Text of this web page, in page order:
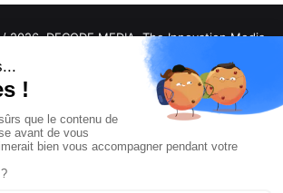
/ 2026,DECODE MEDIA, The Innovation Media
All Rights Reserved
TwitterRSS